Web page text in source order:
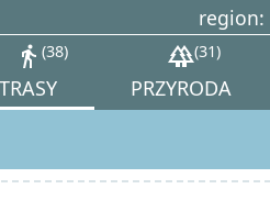
region:
directions_walk 38
TRASY
forest 31
PRZYRODA